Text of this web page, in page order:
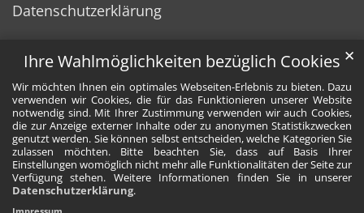
Ihre Wahlmöglichkeiten bezüglich Cookies
Wir möchten Ihnen ein optimales Webseiten-Erlebnis zu bieten. Dazu
verwenden wir Cookies, die für das Funktionieren unserer Website
notwendig sind. Mit Ihrer Zustimmung verwenden wir auch Cookies,
die zur Anzeige externer Inhalte oder zu anonymen Statistikzwecken
genutzt werden. Sie können selbst entscheiden, welche Kategorien Sie
zulassen möchten. Bitte beachten Sie, dass auf Basis Ihrer
Einstellungen womöglich nicht mehr alle Funktionalitäten der Seite zur
Verfügung stehen. Weitere Informationen finden Sie in unserer
Datenschutzerklärung.
✕
Datenschutzerklärung